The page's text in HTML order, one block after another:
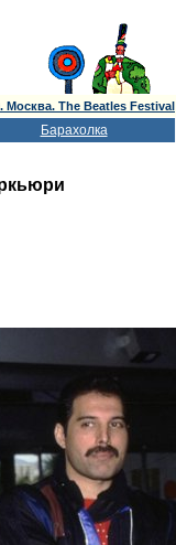
Москва. The Beatles Festival
Барахолка